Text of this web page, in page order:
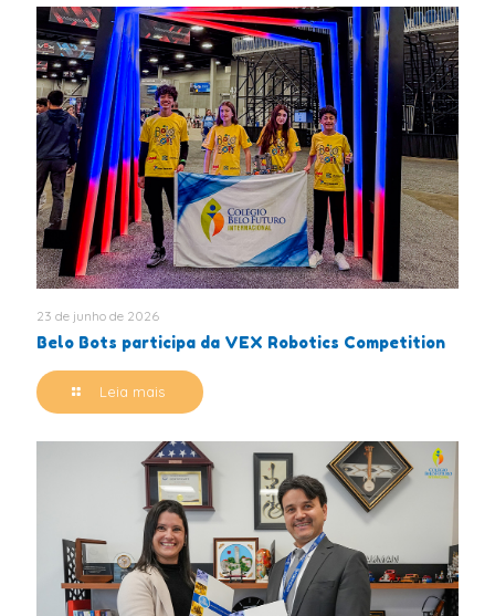
23 de junho de 2026
Belo Bots participa da VEX Robotics Competition
Leia mais